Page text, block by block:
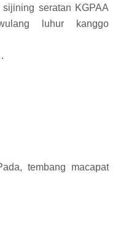
seratan KGPAA
luhur kanggo
tembang macapat